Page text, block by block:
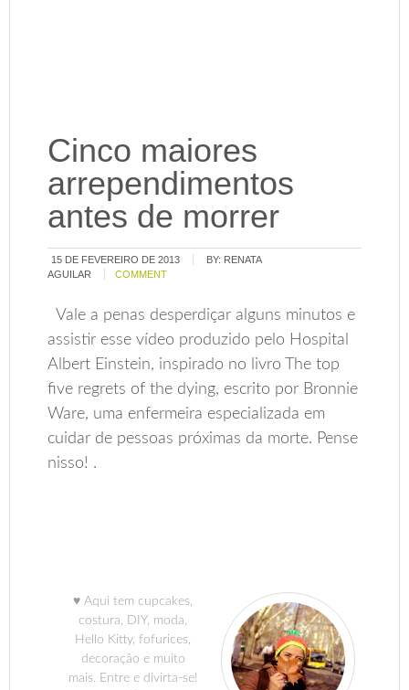
Cinco maiores
arrependimentos
antes de morrer
15 DE FEVEREIRO DE 2013 BY: RENATA
AGUILAR
COMMENT
Vale a penas desperdiçar alguns minutos e
assistir esse vídeo produzido pelo Hospital
Albert Einstein, inspirado no livro The top
five regrets of the dying, escrito por Bronnie
Ware, uma enfermeira especializada em
cuidar de pessoas próximas da morte. Pense
nisso! .
♥ Aqui tem cupcakes,
costura, DIY, moda,
Hello Kitty, fofurices,
decoração e muito
mais. Entre e divirta-se!